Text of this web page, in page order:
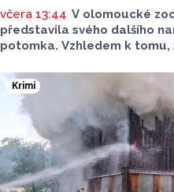
včera 13:44 V olomoucké
představila svého dalšího
potomka. Vzhledem k tomu,
hnědé, případně
zbarvením hlavy.
Krimi